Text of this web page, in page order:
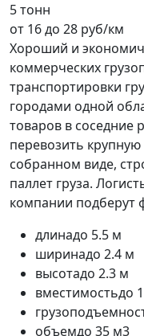
5 тонн
от 16 до 28 руб/км
Хороший и
коммерческих
транспортировки
городами одной
товаров в соседние
перевозить
собранном виде,
паллет груза.
компании подберут
длинадо 5.5 м
ширинадо 2.4 м
высотадо 2.3 м
вместимостьдо
объемдо 35 м3